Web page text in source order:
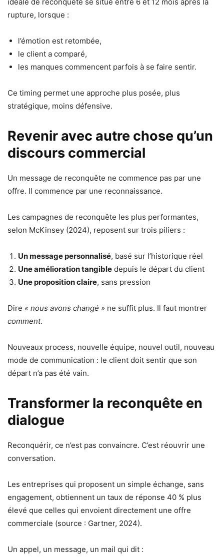
rupture, lorsque :
l’émotion est retombée,
le client a comparé,
les manques commencent parfois à se faire sentir.
Ce timing permet une approche plus posée, plus
stratégique, moins défensive.
Revenir avec autre chose qu’un
discours commercial
Un message de reconquête ne commence pas par une
offre. Il commence par une reconnaissance.
Les campagnes de reconquête les plus performantes,
selon McKinsey (2024), reposent sur trois piliers :
Un message personnalisé, basé sur l’historique réel
Une amélioration tangible depuis le départ du client
Une proposition claire, sans pression
Dire « nous avons changé » ne suffit plus. Il faut montrer
comment.
Nouveaux process, nouvelle équipe, nouvel outil, nouveau
mode de communication : le client doit sentir que son
départ n’a pas été vain.
Transformer la reconquête en
dialogue
Reconquérir, ce n’est pas convaincre. C’est réouvrir une
conversation.
Les entreprises qui proposent un simple échange, sans
engagement, obtiennent un taux de réponse 40 % plus
élevé que celles qui envoient directement une offre
commerciale (source : Gartner, 2024).
Un appel, un message, un mail qui dit :